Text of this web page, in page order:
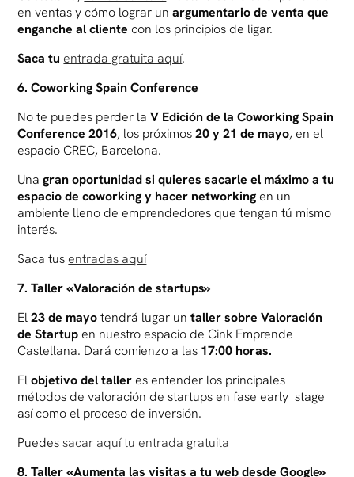
en ventas y cómo lograr unargumentario de venta que
enganche al cliente con los principios de ligar.
Saca tu entrada gratuita aquí.
6. Coworking Spain Conference
No te puedes perder laV Edición de la Coworking Spain
Conference 2016, los próximos20 y 21 de mayo, en el
espacio CREC, Barcelona.
Unagran oportunidad si quieres sacarle el máximo a tu
espacio de coworking y hacer networking en un
ambiente lleno de emprendedores que tengan tú mismo
interés.
Saca tus entradas aquí
7. Taller «Valoración de startups»
El23 de mayotendrá lugar untaller sobre Valoración
de Startup en nuestro espacio de Cink Emprende
Castellana. Dará comienzo a las 17:00 horas.
Elobjetivo del taller es entender los principales
métodos de valoración de startups en fase early stage
así como el proceso de inversión.
Puedessacar aquí tu entrada gratuita
8. Taller «Aumenta las visitas a tu web desde Google»